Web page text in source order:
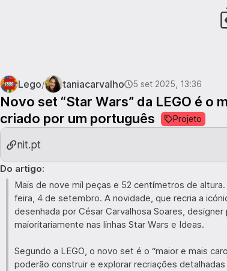
Lego/ taniacarvalho 5 set 2025, 13:36
Novo set “Star Wars” da LEGO é o
criado por um português
Projeto
nit.pt
Do artigo:
Mais de nove mil peças e 52 centímetros de
feira, 4 de setembro. A novidade, que recria a
desenhada por César Carvalhosa Soares,
maioritariamente nas linhas Star Wars e Ideas.
Segundo a LEGO, o novo set é o “maior e mais
poderão construir e explorar recriações